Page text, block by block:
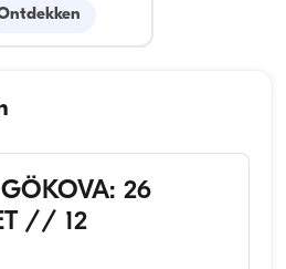
26
// 12